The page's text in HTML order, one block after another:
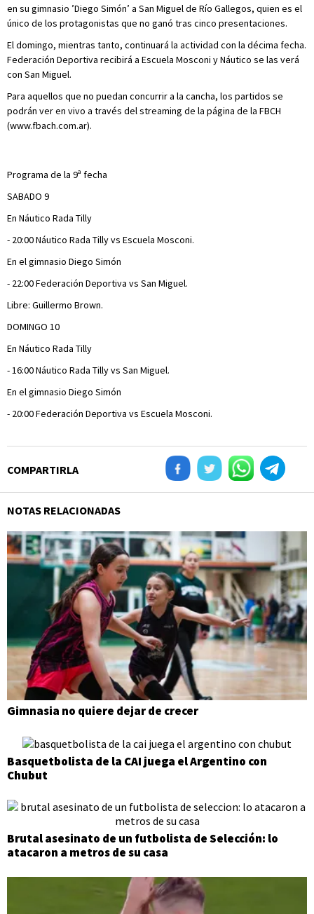
en su gimnasio ’Diego Simón’ a San Miguel de Río Gallegos, quien es el
único de los protagonistas que no ganó tras cinco presentaciones.
El domingo, mientras tanto, continuará la actividad con la décima fecha.
Federación Deportiva recibirá a Escuela Mosconi y Náutico se las verá
con San Miguel.
Para aquellos que no puedan concurrir a la cancha, los partidos se
podrán ver en vivo a través del streaming de la página de la FBCH
(www.fbach.com.ar).
Programa de la 9ª fecha
SABADO 9
En Náutico Rada Tilly
- 20:00 Náutico Rada Tilly vs Escuela Mosconi.
En el gimnasio Diego Simón
- 22:00 Federación Deportiva vs San Miguel.
Libre: Guillermo Brown.
DOMINGO 10
En Náutico Rada Tilly
- 16:00 Náutico Rada Tilly vs San Miguel.
En el gimnasio Diego Simón
- 20:00 Federación Deportiva vs Escuela Mosconi.
COMPARTIRLA
NOTAS RELACIONADAS
Gimnasia no quiere dejar de crecer
Basquetbolista de la CAI juega el Argentino con
Chubut
Brutal asesinato de un futbolista de Selección: lo
atacaron a metros de su casa